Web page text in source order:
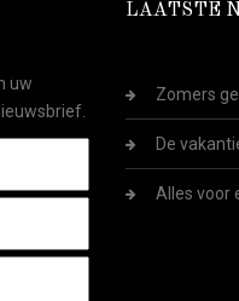
uw
LAATSTE
Zomers
De
Alles voor